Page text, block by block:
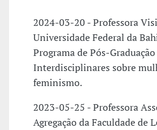
2024-03-20 - Professora
Universidade Federal da
Programa de Pós-
Interdisciplinares sobre
feminismo.
2023-05-25 - Professora
Agregação da Faculdade de